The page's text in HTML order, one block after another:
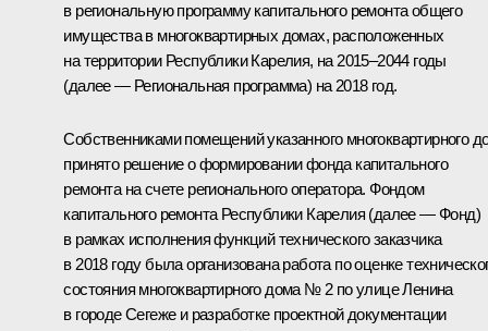
в региональную программу капитального ремонта общего
имущества в многоквартирных домах, расположенных
на территории Республики Карелия, на 2015–2044 годы
(далее — Региональная программа) на 2018 год.
Собственниками помещений указанного многоквартирного
принято решение о формировании фонда капитального
ремонта на счете регионального оператора. Фондом
капитального ремонта Республики Карелия (далее — Фонд)
в рамках исполнения функций технического заказчика
в 2018 году была организована работа по оценке
состояния многоквартирного дома № 2 по улице Ленина
в городе Сегеже и разработке проектной документации